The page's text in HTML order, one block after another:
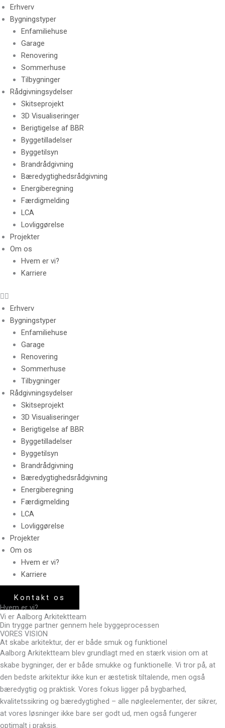
Erhverv
Bygningstyper
Enfamiliehuse
Garage
Renovering
Sommerhuse
Tilbygninger
Rådgivningsydelser
Skitseprojekt
3D Visualiseringer
Berigtigelse af BBR
Byggetilladelser
Byggetilsyn
Brandrådgivning
Bæredygtighedsrådgivning
Energiberegning
Færdigmelding
LCA
Lovliggørelse
Projekter
Om os
Hvem er vi?
Karriere
Erhverv
Bygningstyper
Enfamiliehuse
Garage
Renovering
Sommerhuse
Tilbygninger
Rådgivningsydelser
Skitseprojekt
3D Visualiseringer
Berigtigelse af BBR
Byggetilladelser
Byggetilsyn
Brandrådgivning
Bæredygtighedsrådgivning
Energiberegning
Færdigmelding
LCA
Lovliggørelse
Projekter
Om os
Hvem er vi?
Karriere
Kontakt os
Hvem er vi?
Vi er Aalborg Arkitektteam
Din trygge partner gennem hele byggeprocessen
VORES VISION
At skabe arkitektur, der er både smuk og funktionel
Aalborg Arkitektteam blev grundlagt med en stærk vision om at
skabe bygninger, der er både smukke og funktionelle. Vi tror på, at
den bedste arkitektur ikke kun er æstetisk tiltalende, men også
bæredygtig og praktisk. Vores fokus ligger på bygbarhed,
kvalitetssikring og bæredygtighed – alle nøgleelementer, der sikrer,
at vores løsninger ikke bare ser godt ud, men også fungerer
optimalt i praksis.